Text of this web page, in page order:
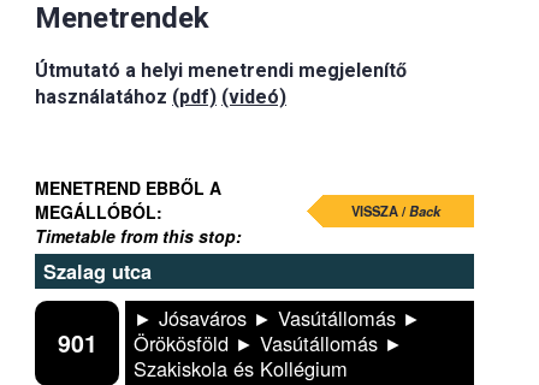
Menetrendek
Útmutató a helyi menetrendi megjelenítő
használatához (pdf) (videó)
MENETREND EBBŐL A
MEGÁLLÓBÓL:
Timetable from this stop:
VISSZA /Back
Szalag utca
901
► Jósaváros ► Vasútállomás ►
Örökösföld ► Vasútállomás ►
Szakiskola és Kollégium